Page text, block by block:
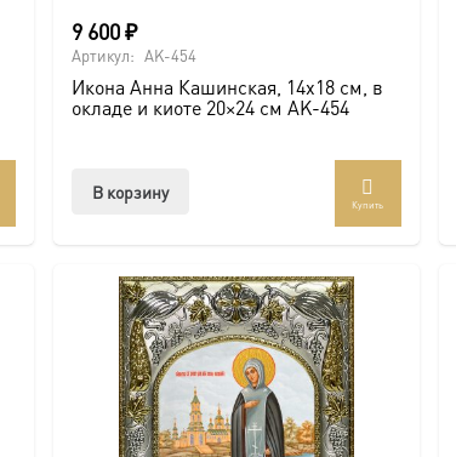
9 600₽
Артикул: AK-454
Икона Анна Кашинская, 14х18 см, в
окладе и киоте 20×24 см AK-454
В корзину
Купить